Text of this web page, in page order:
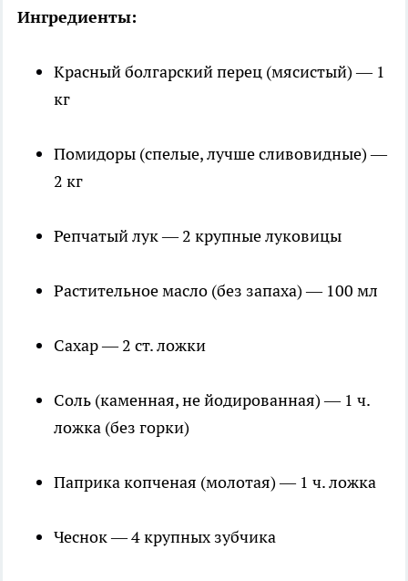
Ингредиенты:
Красный болгарский перец (мясистый) — 1
кг
Помидоры (спелые, лучше сливовидные) —
2 кг
Репчатый лук — 2 крупные луковицы
Растительное масло (без запаха) — 100 мл
Сахар — 2 ст. ложки
Соль (каменная, не йодированная) — 1 ч.
ложка (без горки)
Паприка копченая (молотая) — 1 ч. ложка
Чеснок — 4 крупных зубчика